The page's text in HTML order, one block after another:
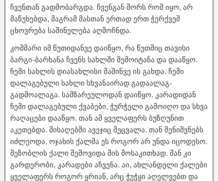
ჩვენთან გადმობარგდა. ჩვენგან შორს რომ იყო, არ
მაწუხებდა, მაგრამ მასთან ერთად ერთ ჭერქვეშ
ცხოვრება საშინელება აღმოჩნდა.
კოშმარი იმ წუთიდანვე დაიწყო, რა წუთშიც თავისი
ბარგი-ბარხანა ჩვენს სახლში შემოიტანა და დააწყო.
ჩემი სახლის დიასახლისი მაშინვე ის გახდა. ჩემი
დალაგებული სახლი სხვანაირად გადაალაგ-
გადმოალაგა. სამზარეულოდან დაიწყო. კარადიდან
ჩემი დალაგებული ქვაბები, ჭურჭელი გამოიღო და სხვა
რაღაცები დააწყო. თან ამ ყველაფერს ბუზღუნით
აკეთებდა. მისაღებში ავეჯიც შეცვალა. თან შენიშვნებს
იძლეოდა, ოჯახის ქალმა ეს როგორ არ უნდა იცოდესო.
მეზობლის ქალი შემოვიდა მის მოსაკითხად. მან კი
გარდერობი, კარადები აჩვენა. აი, ახლანდელი ქალები
ყველაფერს როგორ ყრიან, არც ჭუჭყი აღელვებთ და